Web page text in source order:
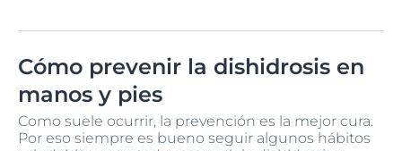
Cómo prevenir la dishidrosis en
manos y pies
Como suele ocurrir, la prevención es la mejor cura.
Por eso siempre es bueno seguir algunos hábitos